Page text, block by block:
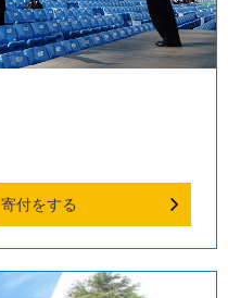
寄付をする